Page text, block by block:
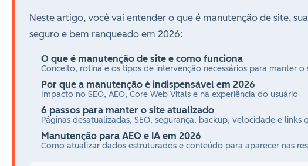
Neste artigo, você vai entender o que é manutenção de site,
seguro e bem ranqueado em 2026:
O que é manutenção de site e como funciona
Conceito, rotina e os tipos de intervenção necessários para manter o
Por que a manutenção é indispensável em 2026
Impacto no SEO, AEO, Core Web Vitals e na experiência do usuário
6 passos para manter o site atualizado
Páginas desatualizadas, SEO, segurança, backup, velocidade e links
Manutenção para AEO e IA em 2026
Como atualizar dados estruturados e conteúdo para aparecer nas